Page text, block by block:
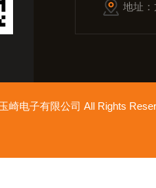
地址
崎电子有限公司 All Rights